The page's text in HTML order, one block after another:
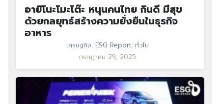
อายิโนะโมะโต๊ะ หนุนคนไทย กินดี มีสุข
ด้วยกลยุทธ์สร้างความยั่งยืนในธุรกิจ
อาหาร
เศรษฐกิจ, ESG Report, ทั่วไป
กรกฎาคม 29, 2025